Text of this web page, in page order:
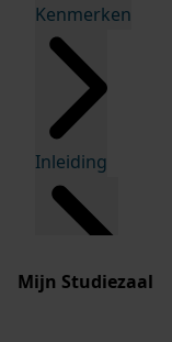
Kenmerken
Inleiding
Mijn Studiezaal